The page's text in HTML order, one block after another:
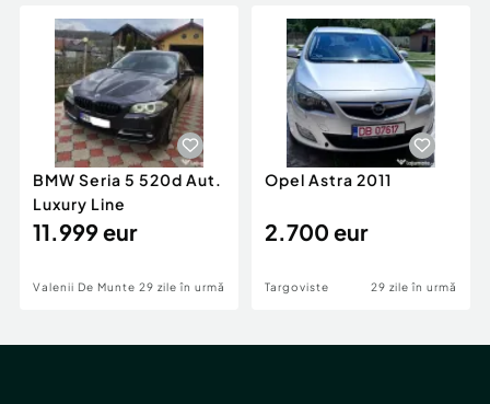
Servicii
Animale de companie
Afaceri și echipamente profesionale
Inchiriere Bunuri si Vehicule
Utilaje agricole si industriale
Piese auto si accesorii
Dacia Duster
BMW Seria 5 520d Aut.
Luxury Line
11.999 eur
Valenii De Munte 29 zile în urmă
Opel Astra 2011
2.700 eur
Targoviste 29 zile în urmă